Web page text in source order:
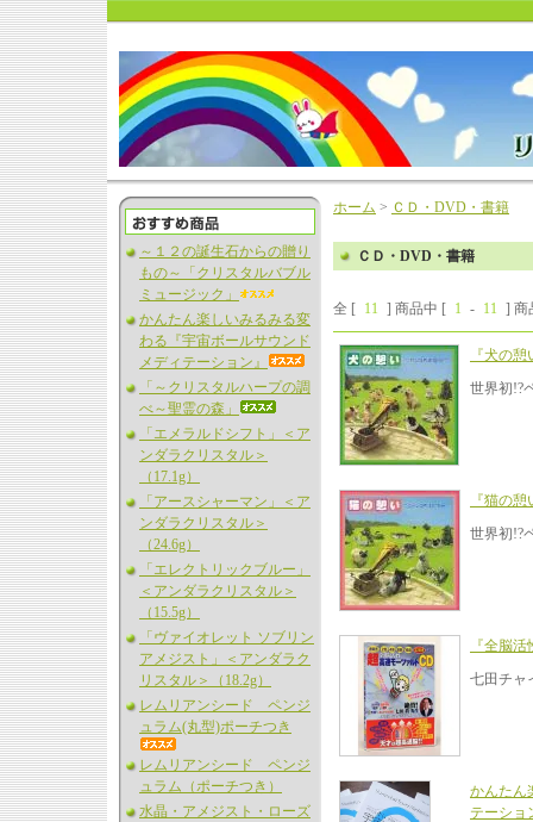
～１２の誕生石からの贈り
もの～「クリスタルバブル
ミュージック」
かんたん楽しいみるみる変
わる『宇宙ボールサウンド
メディテーション』
「～クリスタルハープの調
べ～聖霊の森」
「エメラルドシフト」＜ア
ンダラクリスタル＞
（17.1g）
「アースシャーマン」＜ア
ンダラクリスタル＞
（24.6g）
「エレクトリックブルー」
＜アンダラクリスタル＞
（15.5g）
「ヴァイオレット ソブリン
アメジスト」＜アンダラク
リスタル＞（18.2g）
レムリアンシード ペンジ
ュラム(丸型)ポーチつき
レムリアンシード ペンジ
ュラム（ポーチつき）
水晶・アメジスト・ローズ
ホーム > ＣＤ・DVD・書籍
ＣＤ・DVD・書籍
全 [ 11 ] 商品中 [ 1 - 11 ] 商
『犬の
世界初!?
『猫の
世界初!?
『全脳
七田チャ
かんたん
テーショ